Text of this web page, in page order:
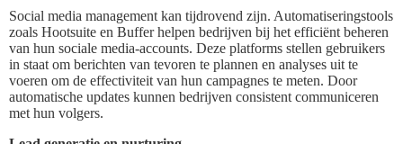
Social media management kan tijdrovend zijn. Automatiseringstools
zoals Hootsuite en Buffer helpen bedrijven bij het efficiënt beheren
van hun sociale media-accounts. Deze platforms stellen gebruikers
in staat om berichten van tevoren te plannen en analyses uit te
voeren om de effectiviteit van hun campagnes te meten. Door
automatische updates kunnen bedrijven consistent communiceren
met hun volgers.